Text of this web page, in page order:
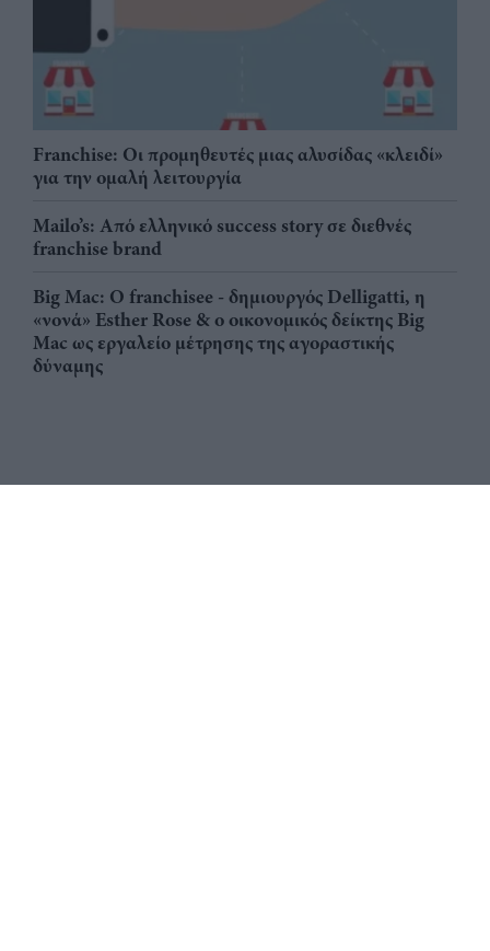
Franchise: Οι προμηθευτές μιας αλυσίδας «κλειδί»
για την ομαλή λειτουργία
Mailo’s: Από ελληνικό success story σε διεθνές
franchise brand
Big Mac: Ο franchisee - δημιουργός Delligatti, η
«νονά» Esther Rose & ο οικονομικός δείκτης Big
Mac ως εργαλείο μέτρησης της αγοραστικής
δύναμης